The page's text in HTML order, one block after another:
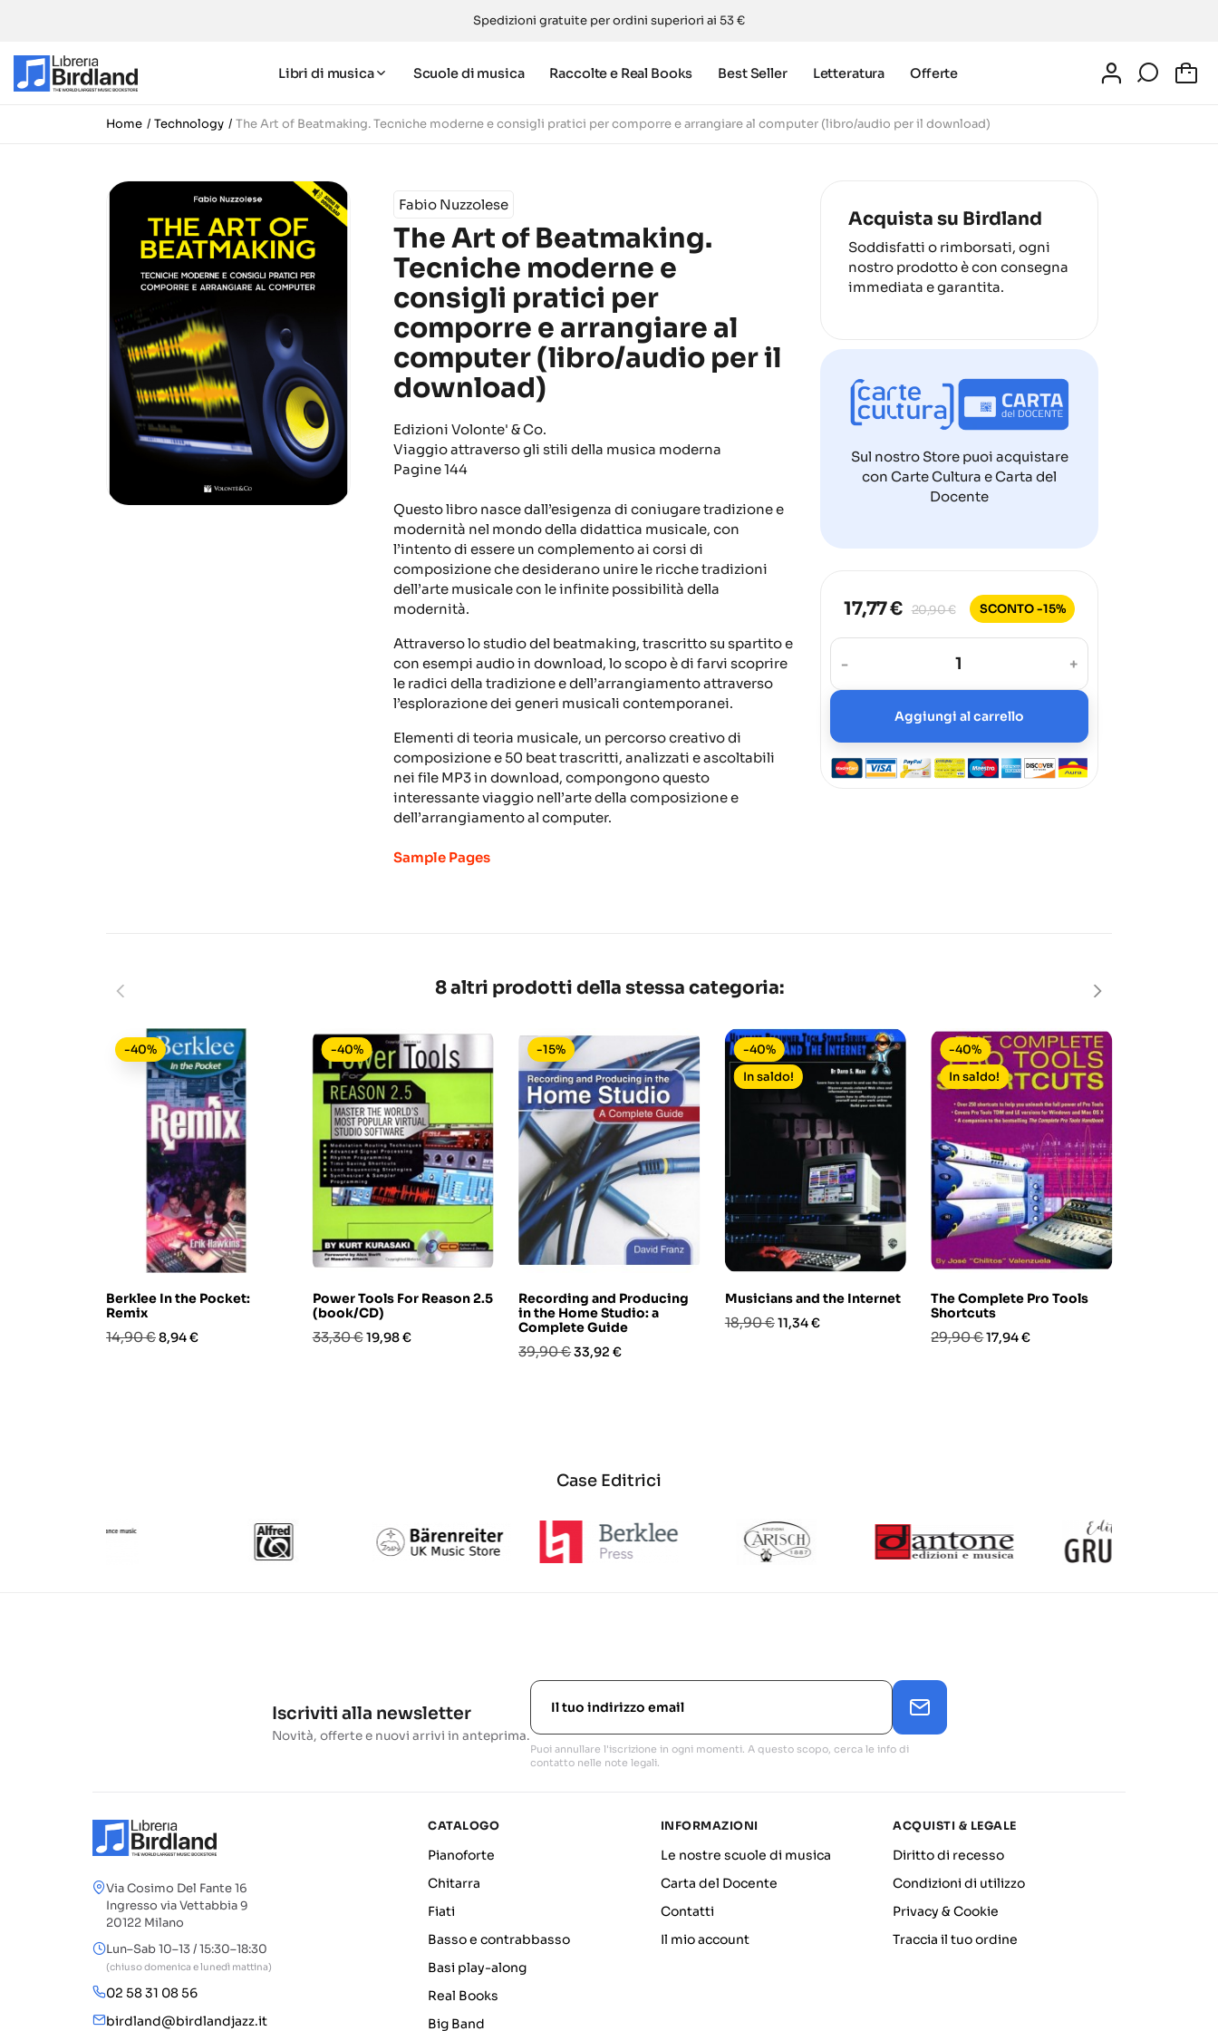
Spedizioni gratuite per ordini superiori ai 53 €
Libri di musica Scuole di musica Raccolte e Real Books Best Seller Letteratura Offerte
Home Technology The Art of Beatmaking. Tecniche moderne e consigli pratici per comporre e arrangiare al computer (libro/audio per il download)
Fabio Nuzzolese
The Art of Beatmaking.
Tecniche moderne e
consigli pratici per
comporre e arrangiare al
computer (libro/audio per il
download)
Edizioni Volonte' & Co.
Viaggio attraverso gli stili della musica moderna
Pagine 144
Questo libro nasce dall’esigenza di coniugare tradizione e
modernità nel mondo della didattica musicale, con
l’intento di essere un complemento ai corsi di
composizione che desiderano unire le ricche tradizioni
dell’arte musicale con le infinite possibilità della
modernità.
Attraverso lo studio del beatmaking, trascritto su spartito e
con esempi audio in download, lo scopo è di farvi scoprire
le radici della tradizione e dell’arrangiamento attraverso
l’esplorazione dei generi musicali contemporanei.
Elementi di teoria musicale, un percorso creativo di
composizione e 50 beat trascritti, analizzati e ascoltabili
nei file MP3 in download, compongono questo
interessante viaggio nell’arte della composizione e
dell’arrangiamento al computer.
Sample Pages
Acquista su Birdland
Soddisfatti o rimborsati, ogni
nostro prodotto è con consegna
immediata e garantita.
Sul nostro Store puoi acquistare
con Carte Cultura e Carta del
Docente
17,77 € 20,90 € SCONTO -15%
- +
Aggiungi al carrello
8 altri prodotti della stessa categoria:
Berklee In the Pocket:
Remix
Prezzo
14,90 €Prezzo
8,94 €
-40%
Power Tools For Reason 2.5
(book/CD)
Prezzo
33,30 €Prezzo
19,98 €
-40%
Recording and Producing
in the Home Studio: a
Complete Guide
Prezzo
39,90 €Prezzo
33,92 €
-15%
Musicians and the Internet
Prezzo
18,90 €Prezzo
11,34 €
-40%
In saldo!
The Complete Pro Tools
Shortcuts
Prezzo
29,90 €Prezzo
17,94 €
-40%
In saldo!
Case Editrici
Iscriviti alla newsletter
Novità, offerte e nuovi arrivi in anteprima.
Puoi annullare l'iscrizione in ogni momenti. A questo scopo, cerca le info di
contatto nelle note legali.
Via Cosimo Del Fante 16
Ingresso via Vettabbia 9
20122 Milano
Lun–Sab 10–13 / 15:30–18:30
(chiuso domenica e lunedì mattina)
02 58 31 08 56
birdland@birdlandjazz.it
CATALOGO
Pianoforte
Chitarra
Fiati
Basso e contrabbasso
Basi play-along
Real Books
Big Band
INFORMAZIONI
Le nostre scuole di musica
Carta del Docente
Contatti
Il mio account
ACQUISTI & LEGALE
Diritto di recesso
Condizioni di utilizzo
Privacy & Cookie
Traccia il tuo ordine